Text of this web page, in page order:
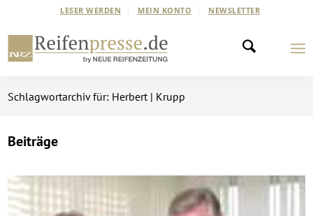
LESER WERDEN MEIN KONTO NEWSLETTER
Schlagwortarchiv für: Herbert | Krupp
Beiträge